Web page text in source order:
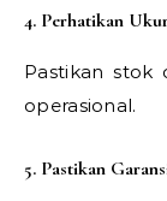
4. Perhatikan
Pastikan stok
operasional.
5. Pastikan